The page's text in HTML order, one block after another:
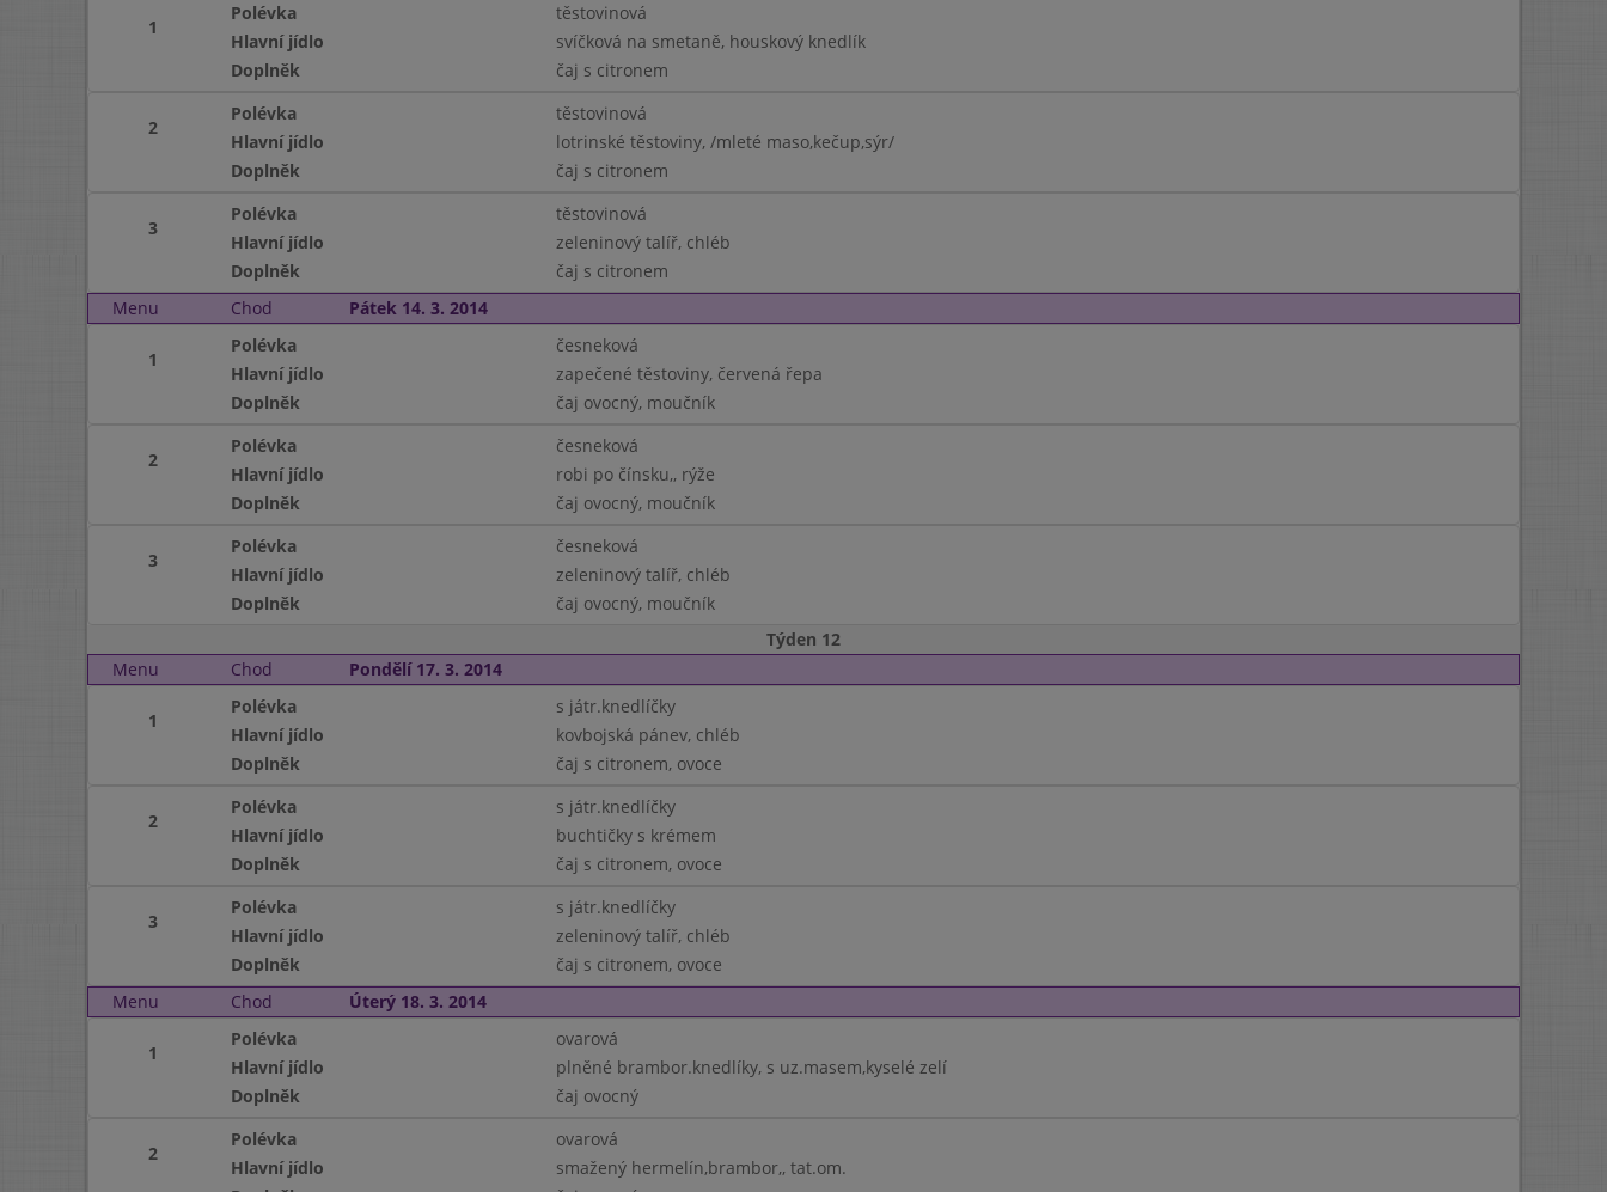
1
Polévka
těstovinová
Hlavní jídlo
svíčková na smetaně, houskový knedlík
Doplněk
čaj s citronem
2
Polévka
těstovinová
Hlavní jídlo
lotrinské těstoviny, /mleté maso,kečup,sýr/
Doplněk
čaj s citronem
3
Polévka
těstovinová
Hlavní jídlo
zeleninový talíř, chléb
Doplněk
čaj s citronem
Menu
Chod Pátek 14. 3. 2014
1
Polévka
česneková
Hlavní jídlo
zapečené těstoviny, červená řepa
Doplněk
čaj ovocný, moučník
2
Polévka
česneková
Hlavní jídlo
robi po čínsku,, rýže
Doplněk
čaj ovocný, moučník
3
Polévka
česneková
Hlavní jídlo
zeleninový talíř, chléb
Doplněk
čaj ovocný, moučník
Týden 12
Menu
Chod Pondělí 17. 3. 2014
1
Polévka
s játr.knedlíčky
Hlavní jídlo
kovbojská pánev, chléb
Doplněk
čaj s citronem, ovoce
2
Polévka
s játr.knedlíčky
Hlavní jídlo
buchtičky s krémem
Doplněk
čaj s citronem, ovoce
3
Polévka
s játr.knedlíčky
Hlavní jídlo
zeleninový talíř, chléb
Doplněk
čaj s citronem, ovoce
Menu
Chod Úterý 18. 3. 2014
1
Polévka
ovarová
Hlavní jídlo
plněné brambor.knedlíky, s uz.masem,kyselé zelí
Doplněk
čaj ovocný
2
Polévka
ovarová
Hlavní jídlo
smažený hermelín,brambor,, tat.om.